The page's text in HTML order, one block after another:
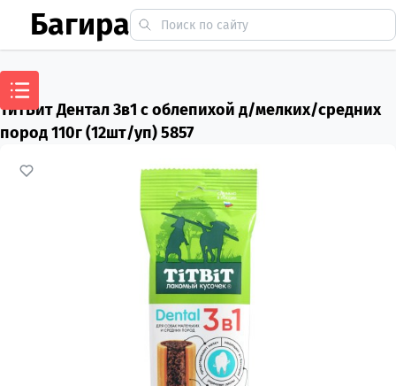
Багира
ТитБит Дентал 3в1 с облепихой д/мелких/средних
пород 110г (12шт/уп) 5857